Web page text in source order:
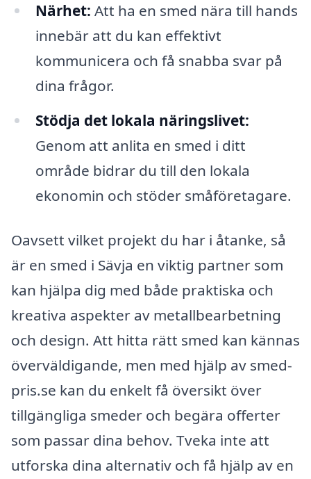
Närhet: Att ha en smed nära till hands
innebär att du kan effektivt
kommunicera och få snabba svar på
dina frågor.
Stödja det lokala näringslivet:
Genom att anlita en smed i ditt
område bidrar du till den lokala
ekonomin och stöder småföretagare.
Oavsett vilket projekt du har i åtanke, så
är en smed i Sävja en viktig partner som
kan hjälpa dig med både praktiska och
kreativa aspekter av metallbearbetning
och design. Att hitta rätt smed kan kännas
överväldigande, men med hjälp av smed-
pris.se kan du enkelt få översikt över
tillgängliga smeder och begära offerter
som passar dina behov. Tveka inte att
utforska dina alternativ och få hjälp av en